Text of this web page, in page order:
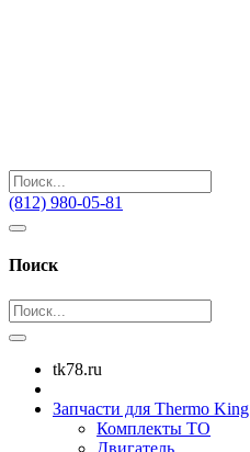
(812) 980-05-81
Поиск
tk78.ru
Запчасти для Thermo King
Комплекты ТО
Двигатель